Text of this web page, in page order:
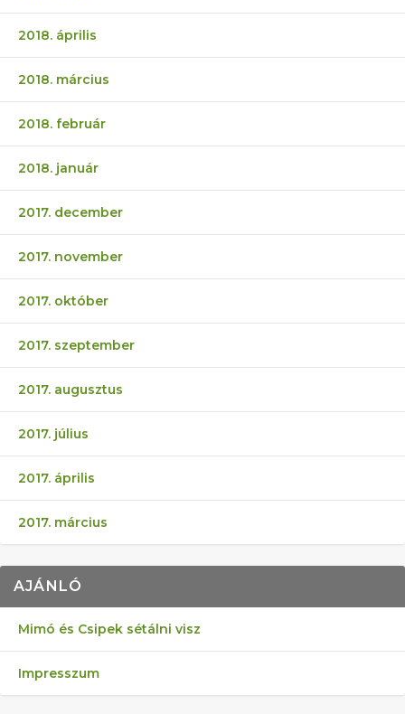
2018. április
2018. március
2018. február
2018. január
2017. december
2017. november
2017. október
2017. szeptember
2017. augusztus
2017. július
2017. április
2017. március
AJÁNLÓ
Mimó és Csipek sétálni visz
Impresszum